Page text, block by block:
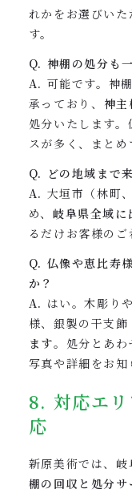
れかをお選びい
す。
Q. 神棚の処分も
A. 可能です。神
承っており、 神主
処分いたします
スが多く、まとめ
Q. どの地域まで
A. 大垣市（林町
め、岐阜県全域に
るだけお客様のご
Q. 仏像や恵比寿
か？
A. はい。木彫り
様、銀製の干支飾
ます。処分とあ
写真や詳細をお知
8. 対応エ
応
新原美術では、
棚の回収と処分サ